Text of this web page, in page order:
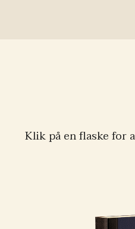
Klik på en flaske for
en rejse